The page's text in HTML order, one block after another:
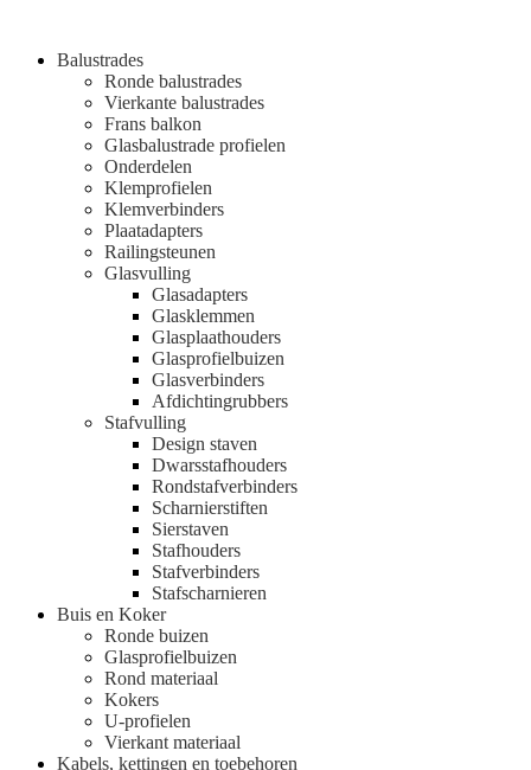
Balustrades
Ronde balustrades
Vierkante balustrades
Frans balkon
Glasbalustrade profielen
Onderdelen
Klemprofielen
Klemverbinders
Plaatadapters
Railingsteunen
Glasvulling
Glasadapters
Glasklemmen
Glasplaathouders
Glasprofielbuizen
Glasverbinders
Afdichtingrubbers
Stafvulling
Design staven
Dwarsstafhouders
Rondstafverbinders
Scharnierstiften
Sierstaven
Stafhouders
Stafverbinders
Stafscharnieren
Buis en Koker
Ronde buizen
Glasprofielbuizen
Rond materiaal
Kokers
U-profielen
Vierkant materiaal
Kabels, kettingen en toebehoren